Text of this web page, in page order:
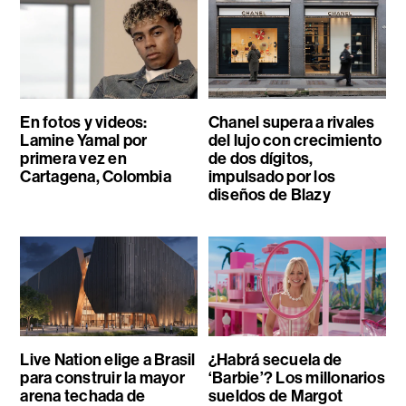
En fotos y videos:
Lamine Yamal por
primera vez en
Cartagena, Colombia
Chanel supera a rivales
del lujo con crecimiento
de dos dígitos,
impulsado por los
diseños de Blazy
Live Nation elige a Brasil
para construir la mayor
arena techada de
¿Habrá secuela de
‘Barbie’? Los millonarios
sueldos de Margot